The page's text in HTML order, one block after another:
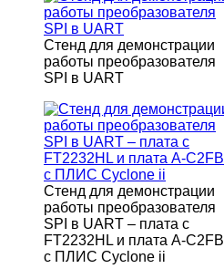
Стенд для демонстрации
работы преобразователя
SPI в UART
Стенд для демонстрации
работы преобразователя
SPI в UART – плата с
FT2232HL и плата A-C2FB
с ПЛИС Cyclone ii